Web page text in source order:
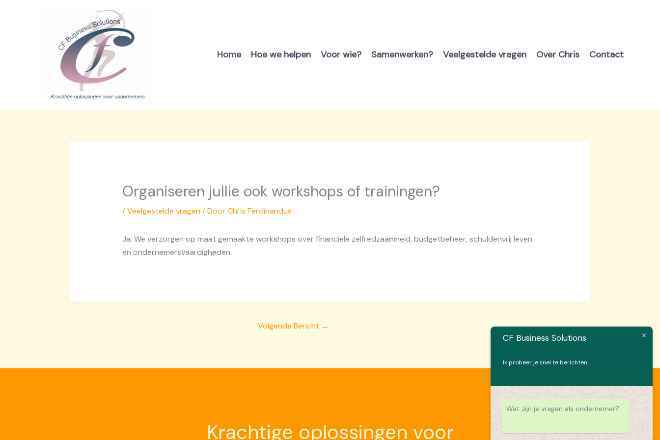
Home Hoe we helpen Voor wie? Samenwerken? Veelgestelde vragen Over Chris Contact
Organiseren jullie ook workshops of trainingen?
/Veelgestelde vragen/ DoorChris Ferdinandus
Ja. We verzorgen op maat gemaakte workshops over financiële zelfredzaamheid, budgetbeheer, schuldenvrij leven
en ondernemersvaardigheden.
Volgende Bericht →
Krachtige oplossingen voor
CF Business Solutions
Ik probeer je snel te berichten...
Wat zijn je vragen als ondernemer?